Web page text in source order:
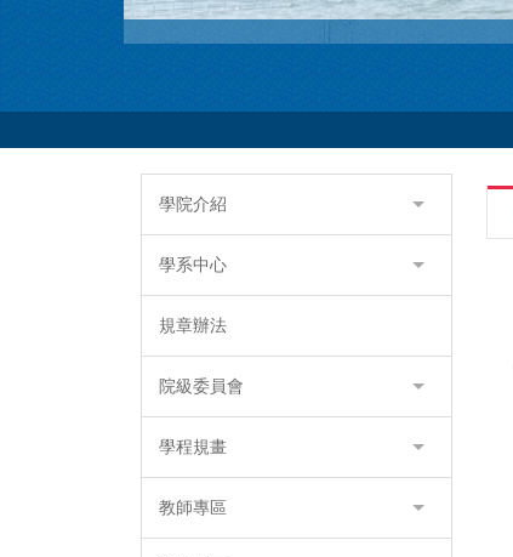
學院介紹
學系中心
規章辦法
院級委員會
學程規畫
教師專區